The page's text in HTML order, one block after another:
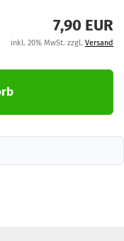
7,90 EUR
inkl. 20% MwSt. zzgl. Versand